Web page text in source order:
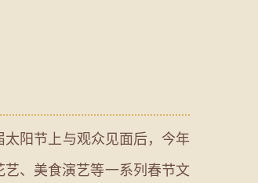
阳节上与观众见面后，今年
、美食演艺等一系列春节文